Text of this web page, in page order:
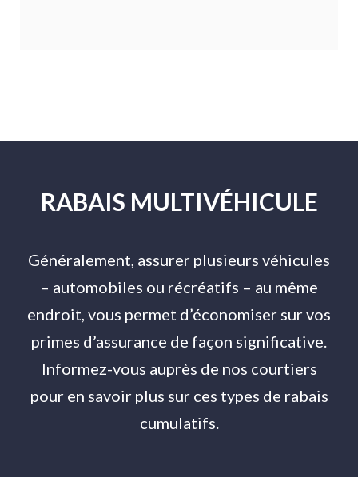
RABAIS MULTIVÉHICULE
Généralement, assurer plusieurs véhicules
– automobiles ou récréatifs – au même
endroit, vous permet d’économiser sur vos
primes d’assurance de façon significative.
Informez-vous auprès de nos courtiers
pour en savoir plus sur ces types de rabais
cumulatifs.